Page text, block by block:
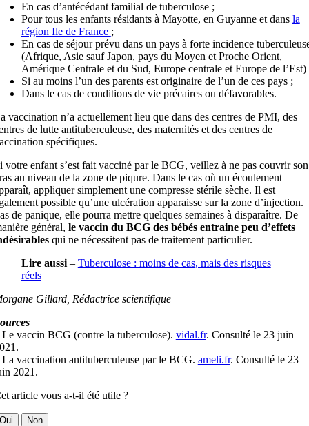
En cas d’antécédant familial de tuberculose ;
Pour tous les enfants résidants à Mayotte, en Guyanne et dans la
région Ile de France ;
En cas de séjour prévu dans un pays à forte incidence
(Afrique, Asie sauf Japon, pays du Moyen et Proche Orient,
Amérique Centrale et du Sud, Europe centrale et Europe de l’Est)
Si au moins l’un des parents est originaire de l’un de ces pays ;
Dans le cas de conditions de vie précaires ou défavorables.
vaccination n’a actuellement lieu que dans des centres de PMI, des
de lutte antituberculeuse, des maternités et des centres de
spécifiques.
votre enfant s’est fait vacciné par le BCG, veillez à ne pas couvrir son
au niveau de la zone de piqure. Dans le cas où un écoulement
appliquer simplement une compresse stérile sèche. Il est
possible qu’une ulcération apparaisse sur la zone d’injection.
de panique, elle pourra mettre quelques semaines à disparaître. De
général, le vaccin du BCG des bébés entraine peu d’effets
qui ne nécessitent pas de traitement particulier.
Lire aussi– Tuberculose : moins de cas, mais des risques
réels
Gillard, Rédactrice scientifique
Le vaccin BCG (contre la tuberculose). vidal.fr. Consulté le 23 juin
vaccination antituberculeuse par le BCG. ameli.fr. Consulté le 23
2021.
article vous a-t-il été utile ?
Non